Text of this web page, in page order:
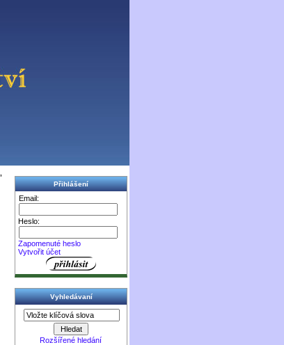
Přihlášení
Email:
Heslo:
Zapomenuté heslo
Vytvořit účet
Vyhledávaní
Rozšířené hledání